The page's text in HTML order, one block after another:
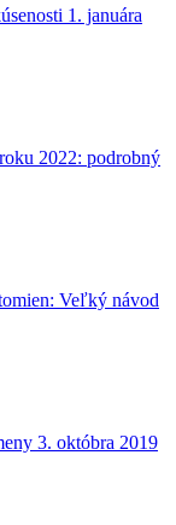
1. januára
2022: podrobný
Veľký návod
3. októbra 2019